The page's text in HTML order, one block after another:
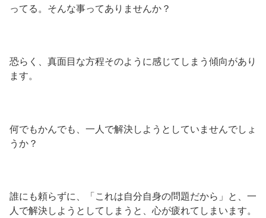
ってる。そんな事ってありませんか？
恐らく、真面目な方程そのように感じてしまう傾向があり
ます。
何でもかんでも、一人で解決しようとしていませんでしょ
うか？
誰にも頼らずに、「これは自分自身の問題だから」と、一
人で解決しようとしてしまうと、心が疲れてしまいます。